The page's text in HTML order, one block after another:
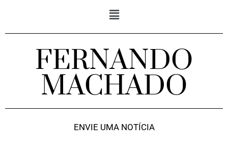
FERNANDO
MACHADO
ENVIE UMA NOTÍCIA